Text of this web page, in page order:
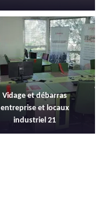
Vidage et débarras
entreprise et locaux
industriel 21